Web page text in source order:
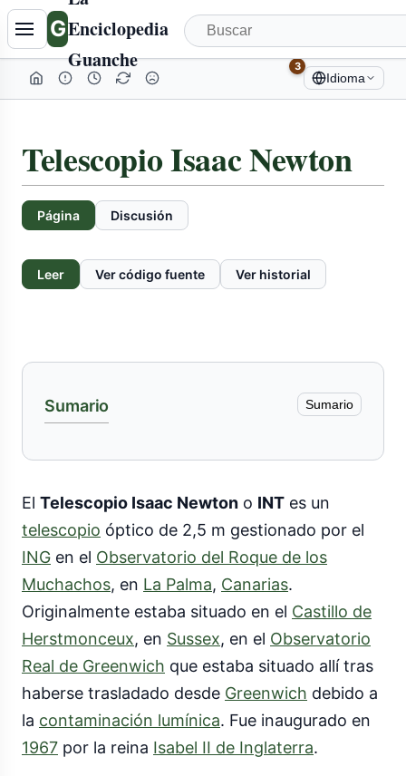
GEnciclopedia
Guanche
3
Idioma
Telescopio Isaac Newton
Página Discusión
Leer Ver código fuente Ver historial
Sumario Sumario
El Telescopio Isaac Newton o INT es un
telescopio óptico de 2,5 m gestionado por el
ING en el Observatorio del Roque de los
Muchachos, en La Palma, Canarias.
Originalmente estaba situado en el Castillo de
Herstmonceux, en Sussex, en el Observatorio
Real de Greenwich que estaba situado allí tras
haberse trasladado desde Greenwich debido a
la contaminación lumínica. Fue inaugurado en
1967 por la reina Isabel II de Inglaterra.
Tabla
de
contenidos
colapsada